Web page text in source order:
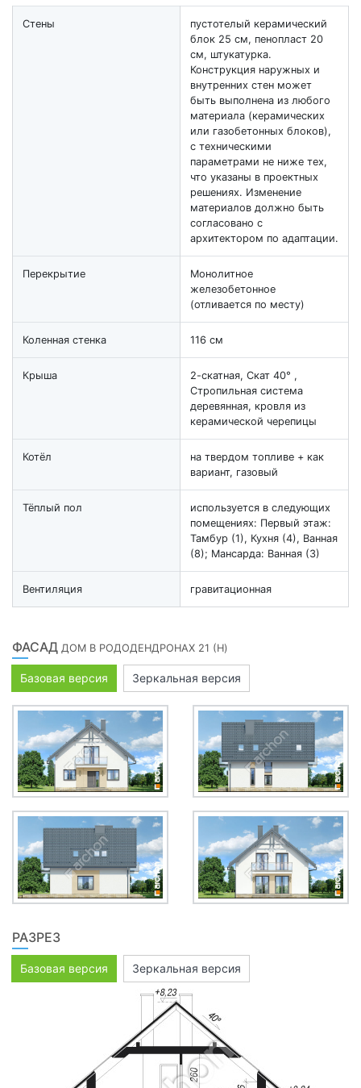
Стены
пустотелый керамический
блок 25 см, пенопласт 20
см, штукатурка.
Конструкция наружных и
внутренних стен может
быть выполнена из любого
материала (керамических
или газобетонных блоков),
с техническими
параметрами не ниже тех,
что указаны в проектных
решениях. Изменение
материалов должно быть
согласовано с
архитектором по адаптации.
Перекрытие
Монолитное
железобетонное
(отливается по месту)
Коленная стенка 116 см
Крыша
2-скатная, Скат 40° ,
Стропильная система
деревянная, кровля из
керамической черепицы
Котёл
на твердом топливе + как
вариант, газовый
Тёплый пол
используется в следующих
помещениях: Первый этаж:
Тамбур (1), Кухня (4), Ванная
(8); Мансарда: Ванная (3)
Вентиляция гравитационная
ФАСАД ДОМ В РОДОДЕНДРОНАХ 21 (H)
Базовая версия Зеркальная версия
РАЗРЕЗ
Базовая версия Зеркальная версия